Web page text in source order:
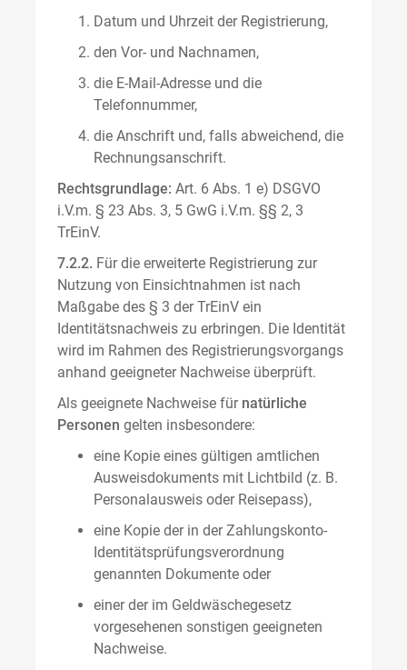
Datum und Uhrzeit der Registrierung,
den Vor- und Nachnamen,
die E-Mail-Adresse und die
Telefonnummer,
die Anschrift und, falls abweichend, die
Rechnungsanschrift.
Rechtsgrundlage: Art. 6 Abs. 1 e) DSGVO
i.V.m. § 23 Abs. 3, 5 GwG i.V.m. §§ 2, 3
TrEinV.
7.2.2. Für die erweiterte Registrierung zur
Nutzung von Einsichtnahmen ist nach
Maßgabe des § 3 der TrEinV ein
Identitätsnachweis zu erbringen. Die Identität
wird im Rahmen des Registrierungsvorgangs
anhand geeigneter Nachweise überprüft.
Als geeignete Nachweise für natürliche
Personen gelten insbesondere:
eine Kopie eines gültigen amtlichen
Ausweisdokuments mit Lichtbild (z. B.
Personalausweis oder Reisepass),
eine Kopie der in der Zahlungskonto-
Identitätsprüfungsverordnung
genannten Dokumente oder
einer der im Geldwäschegesetz
vorgesehenen sonstigen geeigneten
Nachweise.